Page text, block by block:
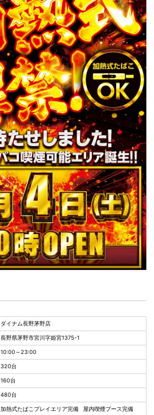
ダイナム長野茅野店
長野県茅野市宮川字姫宮1375-1
10:00～23:00
320台
160台
480台
加熱式たばこプレイエリア完備 屋内喫煙ブース完備